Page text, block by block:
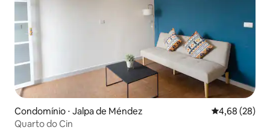
Condomínio ⋅ Jalpa de Méndez 4,68 de uma
4,68 (28)
Quarto do Cin